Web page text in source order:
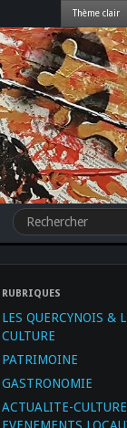
RUBRIQUES
LES QUERCYNOIS &
CULTURE
PATRIMOINE
GASTRONOMIE
ACTUALITE-
EVENEMENTS